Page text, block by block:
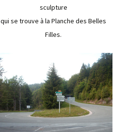
sculpture
qui se trouve à la Planche des Belles
Filles.